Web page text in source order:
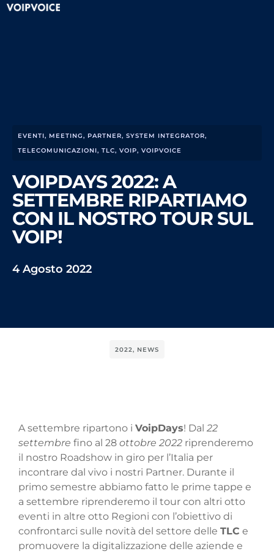
EVENTI, MEETING, PARTNER, SYSTEM INTEGRATOR,
TELECOMUNICAZIONI, TLC, VOIP, VOIPVOICE
VOIPDAYS 2022: A
SETTEMBRE RIPARTIAMO
CON IL NOSTRO TOUR SUL
VOIP!
4 Agosto 2022
2022, NEWS
A settembre ripartono i VoipDays! Dal 22
settembre fino al 28 ottobre 2022 riprenderemo
il nostro Roadshow in giro per l’Italia per
incontrare dal vivo i nostri Partner. Durante il
primo semestre abbiamo fatto le prime tappe e
a settembre riprenderemo il tour con altri otto
eventi in altre otto Regioni con l’obiettivo di
confrontarci sulle novità del settore delle TLC e
promuovere la digitalizzazione delle aziende e